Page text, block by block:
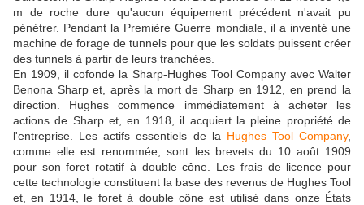
m de roche dure qu'aucun équipement précédent n'avait pu
pénétrer. Pendant la Première Guerre mondiale, il a inventé une
machine de forage de tunnels pour que les soldats puissent créer
des tunnels à partir de leurs tranchées.
En 1909, il cofonde la Sharp-Hughes Tool Company avec Walter
Benona Sharp et, après la mort de Sharp en 1912, en prend la
direction. Hughes commence immédiatement à acheter les
actions de Sharp et, en 1918, il acquiert la pleine propriété de
l'entreprise. Les actifs essentiels de la Hughes Tool Company,
comme elle est renommée, sont les brevets du 10 août 1909
pour son foret rotatif à double cône. Les frais de licence pour
cette technologie constituent la base des revenus de Hughes Tool
et, en 1914, le foret à double cône est utilisé dans onze États